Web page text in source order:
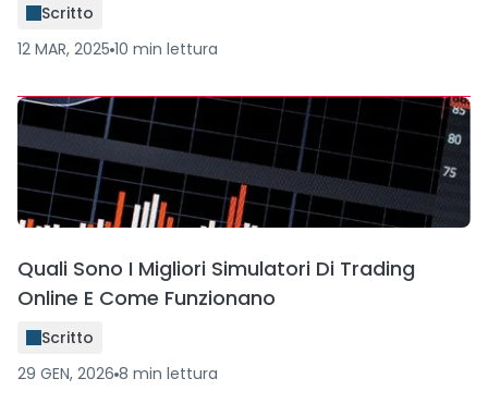
Scritto
12 MAR, 2025 10 min lettura
Quali Sono I Migliori Simulatori Di Trading
Online E Come Funzionano
Scritto
29 GEN, 2026 8 min lettura